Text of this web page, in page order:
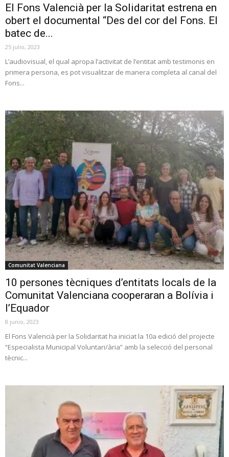
El Fons Valencià per la Solidaritat estrena en
obert el documental “Des del cor del Fons. El
batec de...
25 julio, 2023
L’audiovisual, el qual apropa l’activitat de l’entitat amb testimonis en
primera persona, es pot visualitzar de manera completa al canal del
Fons...
Comunitat Valenciana
10 persones tècniques d’entitats locals de la
Comunitat Valenciana cooperaran a Bolívia i
l’Equador
8 junio, 2023
El Fons Valencià per la Solidaritat ha iniciat la 10a edició del projecte
“Especialista Municipal Voluntari/ària” amb la selecció del personal
tècnic...